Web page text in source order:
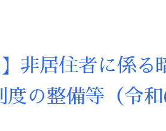
】非居住者に係
度の整備等（令